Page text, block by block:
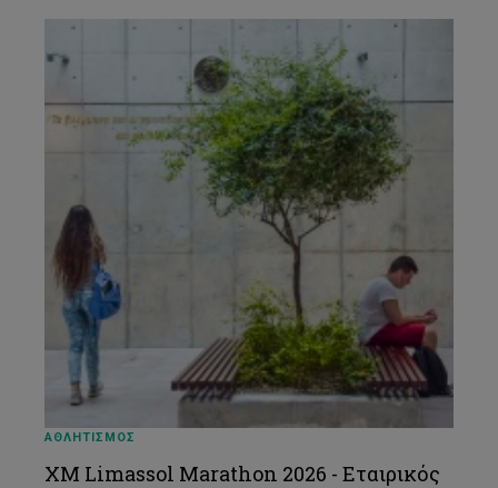
ΑΘΛΗΤΙΣΜΟΣ
XM Limassol Marathon 2026 - Εταιρικός